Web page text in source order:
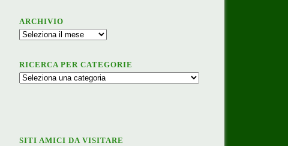
ARCHIVIO
Archivio
RICERCA PER CATEGORIE
Ricerca
SITI AMICI DA VISITARE